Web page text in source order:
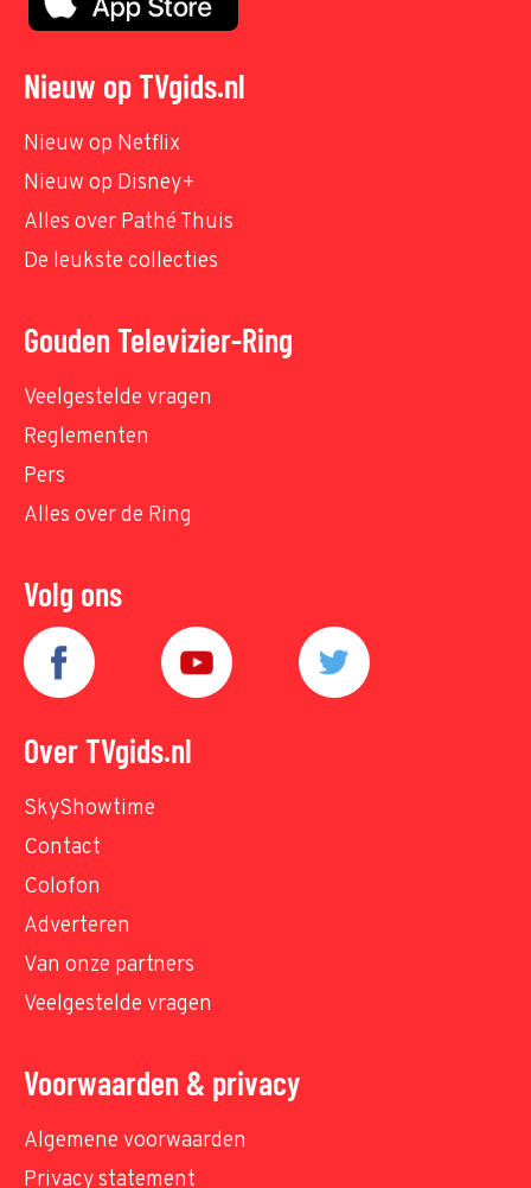
Nieuw op TVgids.nl
Nieuw op Netflix
Nieuw op Disney+
Alles over Pathé Thuis
De leukste collecties
Gouden Televizier-Ring
Veelgestelde vragen
Reglementen
Pers
Alles over de Ring
Volg ons
Over TVgids.nl
SkyShowtime
Contact
Colofon
Adverteren
Van onze partners
Veelgestelde vragen
Voorwaarden & privacy
Algemene voorwaarden
Privacy statement